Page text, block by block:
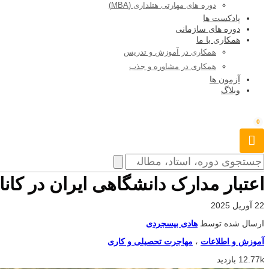
دوره های مهارتی هتلداری (MBA)
پادکست ها
دوره های سازمانی
همکاری با ما
همکاری در آموزش و تدریس
همکاری در مشاوره و جذب
آزمون ها
وبلاگ
0
اعتبار مدارک دانشگاهی ایران در
22 آوریل 2025
ارسال شده توسط هادی بیسجردی
آموزش و اطلاعات ، مهاجرت تحصیلی و کاری
12.77k بازدید